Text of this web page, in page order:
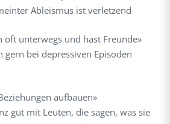
Ableismus ist verletzend
oft unterwegs und hast Freunde»
gern bei depressiven Episoden
aufbauen»
gut mit Leuten, die sagen, was sie